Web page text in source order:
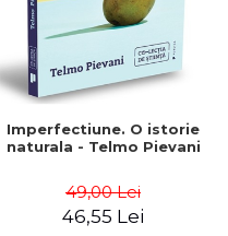
Imperfectiune. O istorie
naturala - Telmo Pievani
49,00 Lei
46,55 Lei